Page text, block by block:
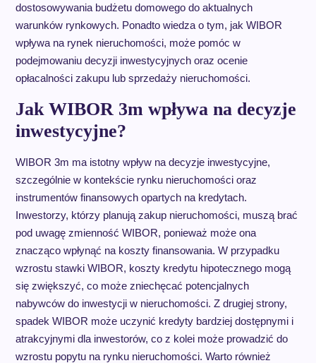
dostosowywania budżetu domowego do aktualnych
warunków rynkowych. Ponadto wiedza o tym, jak WIBOR
wpływa na rynek nieruchomości, może pomóc w
podejmowaniu decyzji inwestycyjnych oraz ocenie
opłacalności zakupu lub sprzedaży nieruchomości.
Jak WIBOR 3m wpływa na decyzje
inwestycyjne?
WIBOR 3m ma istotny wpływ na decyzje inwestycyjne,
szczególnie w kontekście rynku nieruchomości oraz
instrumentów finansowych opartych na kredytach.
Inwestorzy, którzy planują zakup nieruchomości, muszą brać
pod uwagę zmienność WIBOR, ponieważ może ona
znacząco wpłynąć na koszty finansowania. W przypadku
wzrostu stawki WIBOR, koszty kredytu hipotecznego mogą
się zwiększyć, co może zniechęcać potencjalnych
nabywców do inwestycji w nieruchomości. Z drugiej strony,
spadek WIBOR może uczynić kredyty bardziej dostępnymi i
atrakcyjnymi dla inwestorów, co z kolei może prowadzić do
wzrostu popytu na rynku nieruchomości. Warto również